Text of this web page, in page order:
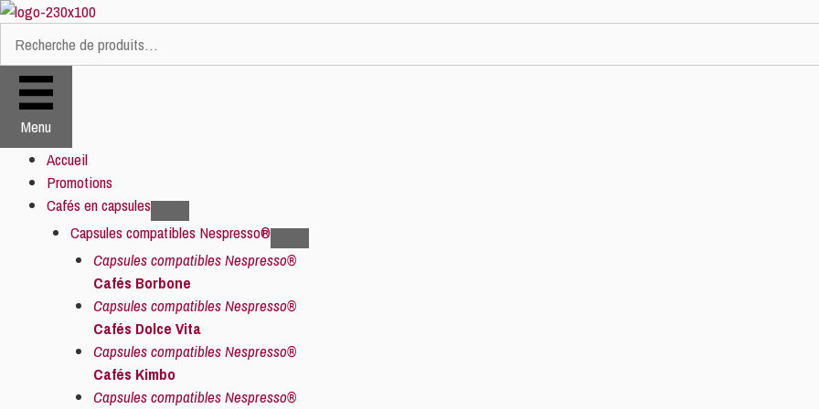
Aller
contenu
Recherche
pour :
Menu
Accueil
Promotions
Cafés en capsules
Capsules compatibles Nespresso®
Capsules compatibles Nespresso®
Cafés Borbone
Capsules compatibles Nespresso®
Cafés Dolce Vita
Capsules compatibles Nespresso®
Cafés Kimbo
Capsules compatibles Nespresso®